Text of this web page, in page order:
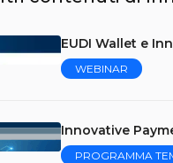
EUDI Wallet e
WEBINAR
Innovative
PROGRAMMA